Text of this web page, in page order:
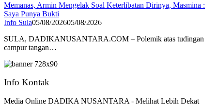
Memanas, Armin Mengelak Soal Keterlibatan Dirinya, Masmina :
Saya Punya Bukti
Info Sula05/08/202605/08/2026
SULA, DADIKANUSANTARA.COM – Polemik atas tudingan
campur tangan…
Info Kontak
Media Online DADIKA NUSANTARA - Melihat Lebih Dekat